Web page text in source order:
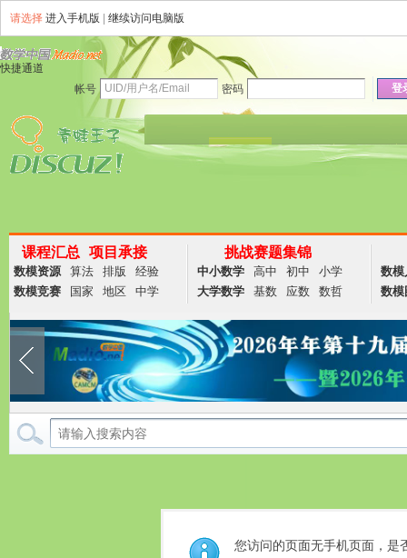
请选择 进入手机版 继续访问电脑版
快捷通道
帐号
密码 登
论坛 说说 群组
商务
课程汇总 项目承接
数模资源 算法 排版
经验
数模竞赛
国家 地区 中学
挑战赛题集锦
中小数学 高中 初中
小学
大学数学
基数 应数 数哲
数模
数模
您访问的页面无手机页面，是